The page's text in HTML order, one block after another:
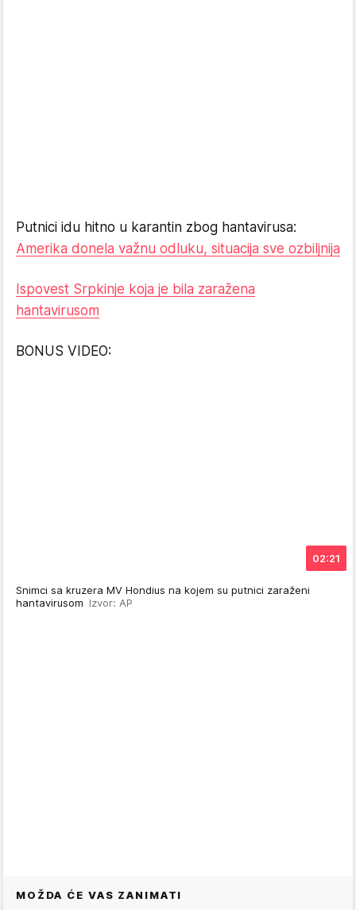
Putnici idu hitno u karantin zbog hantavirusa:
Amerika donela važnu odluku, situacija sve ozbiljnija
Ispovest Srpkinje koja je bila zaražena
hantavirusom
BONUS VIDEO:
02:21
Snimci sa kruzera MV Hondius na kojem su putnici zaraženi
hantavirusom Izvor: AP
MOŽDA ĆE VAS ZANIMATI